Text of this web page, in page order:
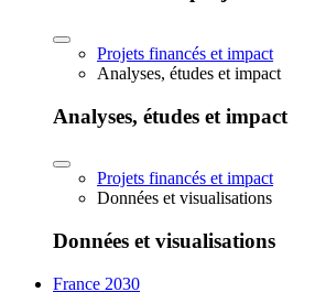
Projets financés et impact
Analyses, études et impact
Analyses, études et impact
Projets financés et impact
Données et visualisations
Données et visualisations
France 2030